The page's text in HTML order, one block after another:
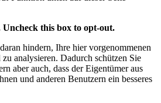
this box to opt-out.
hindern, Ihre hier vorgenommenen
analysieren. Dadurch schützen Sie
aber auch, dass der Eigentümer aus
und anderen Benutzern ein besseres